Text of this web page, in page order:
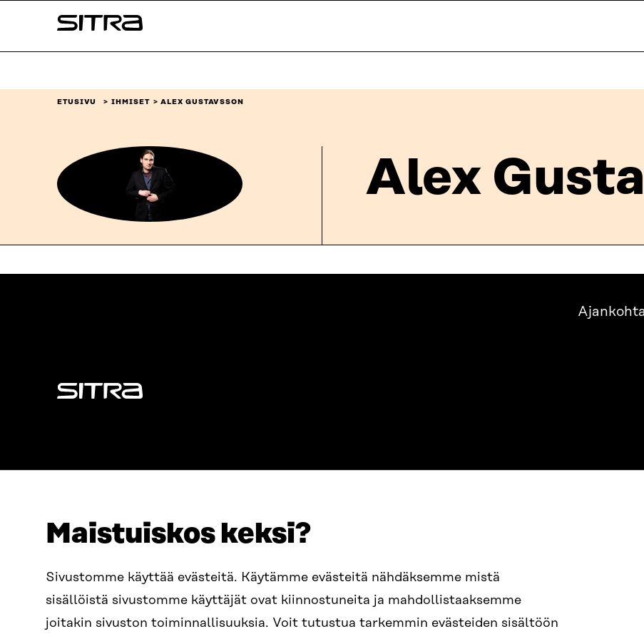
Maistuiskos keksi?
Sivustomme käyttää evästeitä. Käytämme evästeitä nähdäksemme mistä
sisällöistä sivustomme käyttäjät ovat kiinnostuneita ja mahdollistaaksemme
joitakin sivuston toiminnallisuuksia. Voit tutustua tarkemmin evästeiden sisältöön
sisältöön
Sitra
ETUSIVU IHMISET ALEX GUSTAVSSON
Alex
Sitra
Itämerenkatu 11-13, PL 160,
00181 Helsinki
Saapumisohjeet
+358 294 618 991
SÄHKÖPOSTI